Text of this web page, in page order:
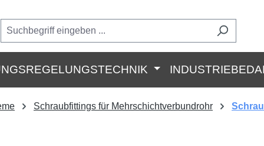
Schraubfittings für Mehrschichtverbundrohr